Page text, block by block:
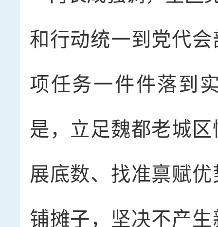
和行动统一到党代
项任务一件件落到
是，立足魏都老城
展底数、找准禀赋
铺摊子，坚决不产